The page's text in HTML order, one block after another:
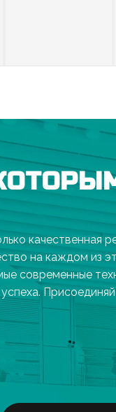
качественная
на каждом из
современные
успеха.